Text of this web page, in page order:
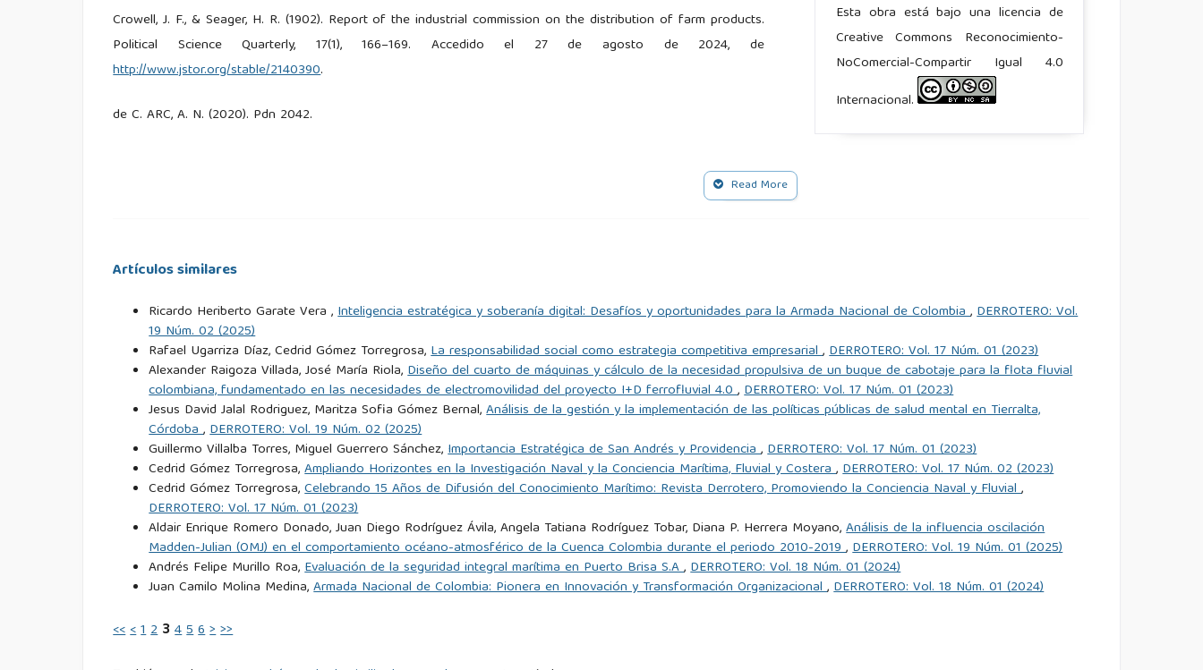
Crowell, J. F., & Seager, H. R. (1902). Report of the industrial commission on the distribution of farm products.
Political Science Quarterly, 17(1), 166–169. Accedido el 27 de agosto de 2024, de
http://www.jstor.org/stable/2140390.
de C. ARC, A. N. (2020). Pdn 2042.
https://repository.agrosavia.co/handle/20.500.12324/33512.
de P. DNP, D. N. (2020). Conpes 3982. Accedido el 19 de septiembre de 2024, de
https://colaboracion.dnp.gov.co/CDT/Conpes/Económicos/3547.pdf.
Dowlatshahi, S. (2000). Developing a theory of reverse logistics. Interfaces (Providence), 30(3), 143–155.
Accedido el 13 de noviembre de 2013, dehttp://interfaces.journal.informs.org/content/30/3/143.short.
Díaz, M. R. O., & Rangel, P. E. S. (2017). Marco general de análisis de la formación logística en Colombia. Revista
Científica General José María Córdova, 15(19), 237.
et al., E. B. (2020). Logistics in contested environments. Disponible enhttp://hdl.handle.net/10945/65507.
FAC, A. C., & Bueno, C. E. V. (2016). Fac 4-0. Accedido el 19 de septiembre de 2024, de
Read More
Esta obra está bajo una licencia de
Creative Commons Reconocimiento-
NoComercial-Compartir Igual 4.0
Internacional.
Artículos similares
Ricardo Heriberto Garate Vera ,Inteligencia estratégica y soberanía digital: Desafíos y oportunidades para la Armada Nacional de Colombia,DERROTERO: Vol.
19 Núm. 02 (2025)
Rafael Ugarriza Díaz, Cedrid Gómez Torregrosa,La responsabilidad social como estrategia competitiva empresarial,DERROTERO: Vol. 17 Núm. 01 (2023)
Alexander Raigoza Villada, José María Riola,Diseño del cuarto de máquinas y cálculo de la necesidad propulsiva de un buque de cabotaje para la flota fluvial
colombiana, fundamentado en las necesidades de electromovilidad del proyecto I+D ferrofluvial 4.0,DERROTERO: Vol. 17 Núm. 01 (2023)
Jesus David Jalal Rodriguez, Maritza Sofia Gómez Bernal,Análisis de la gestión y la implementación de las políticas públicas de salud mental en Tierralta,
Córdoba,DERROTERO: Vol. 19 Núm. 02 (2025)
Guillermo Villalba Torres, Miguel Guerrero Sánchez,Importancia Estratégica de San Andrés y Providencia,DERROTERO: Vol. 17 Núm. 01 (2023)
Cedrid Gómez Torregrosa,Ampliando Horizontes en la Investigación Naval y la Conciencia Marítima, Fluvial y Costera,DERROTERO: Vol. 17 Núm. 02 (2023)
Cedrid Gómez Torregrosa,Celebrando 15 Años de Difusión del Conocimiento Marítimo: Revista Derrotero, Promoviendo la Conciencia Naval y Fluvial,
DERROTERO: Vol. 17 Núm. 01 (2023)
Aldair Enrique Romero Donado, Juan Diego Rodríguez Ávila, Angela Tatiana Rodríguez Tobar, Diana P. Herrera Moyano,Análisis de la influencia oscilación
Madden-Julian (OMJ) en el comportamiento océano-atmosférico de la Cuenca Colombia durante el periodo 2010-2019,DERROTERO: Vol. 19 Núm. 01 (2025)
Andrés Felipe Murillo Roa,Evaluación de la seguridad integral marítima en Puerto Brisa S.A,DERROTERO: Vol. 18 Núm. 01 (2024)
Juan Camilo Molina Medina,Armada Nacional de Colombia: Pionera en Innovación y Transformación Organizacional,DERROTERO: Vol. 18 Núm. 01 (2024)
<<<12 3 456>>>